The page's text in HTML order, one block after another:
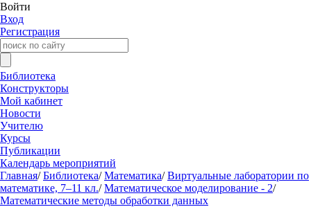
Войти
Вход
Регистрация
Библиотека
Конструкторы
Мой кабинет
Новости
Учителю
Курсы
Публикации
Календарь мероприятий
Главная/ Библиотека/ Математика/ Виртуальные лаборатории по
математике, 7–11 кл./ Математическое моделирование - 2/
Математические методы обработки данных